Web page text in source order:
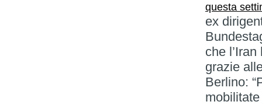
questa
ex
che
grazie
Berlino: